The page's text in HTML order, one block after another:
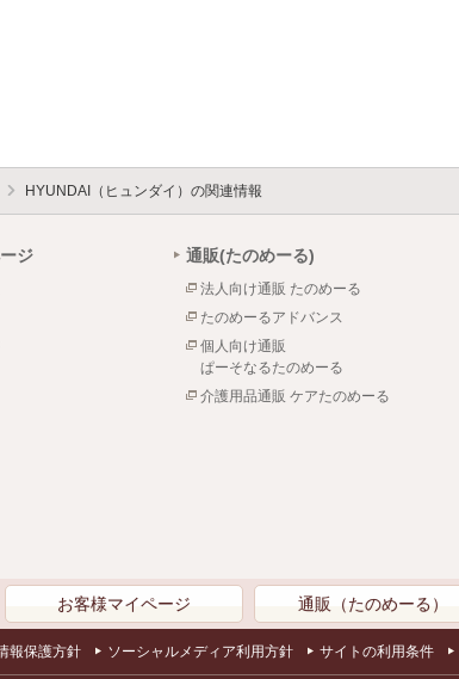
HYUNDAI（ヒュンダイ）の関連情報
ジ 通販(たのめーる)
法人向け通販 たのめーる
たのめーるアドバンス
個人向け通販
ぱーそなるたのめーる
介護用品通販 ケアたのめーる
お客様マイページ 通販（たのめーる）
報保護方針 ソーシャルメディア利用方針 サイトの利用条件